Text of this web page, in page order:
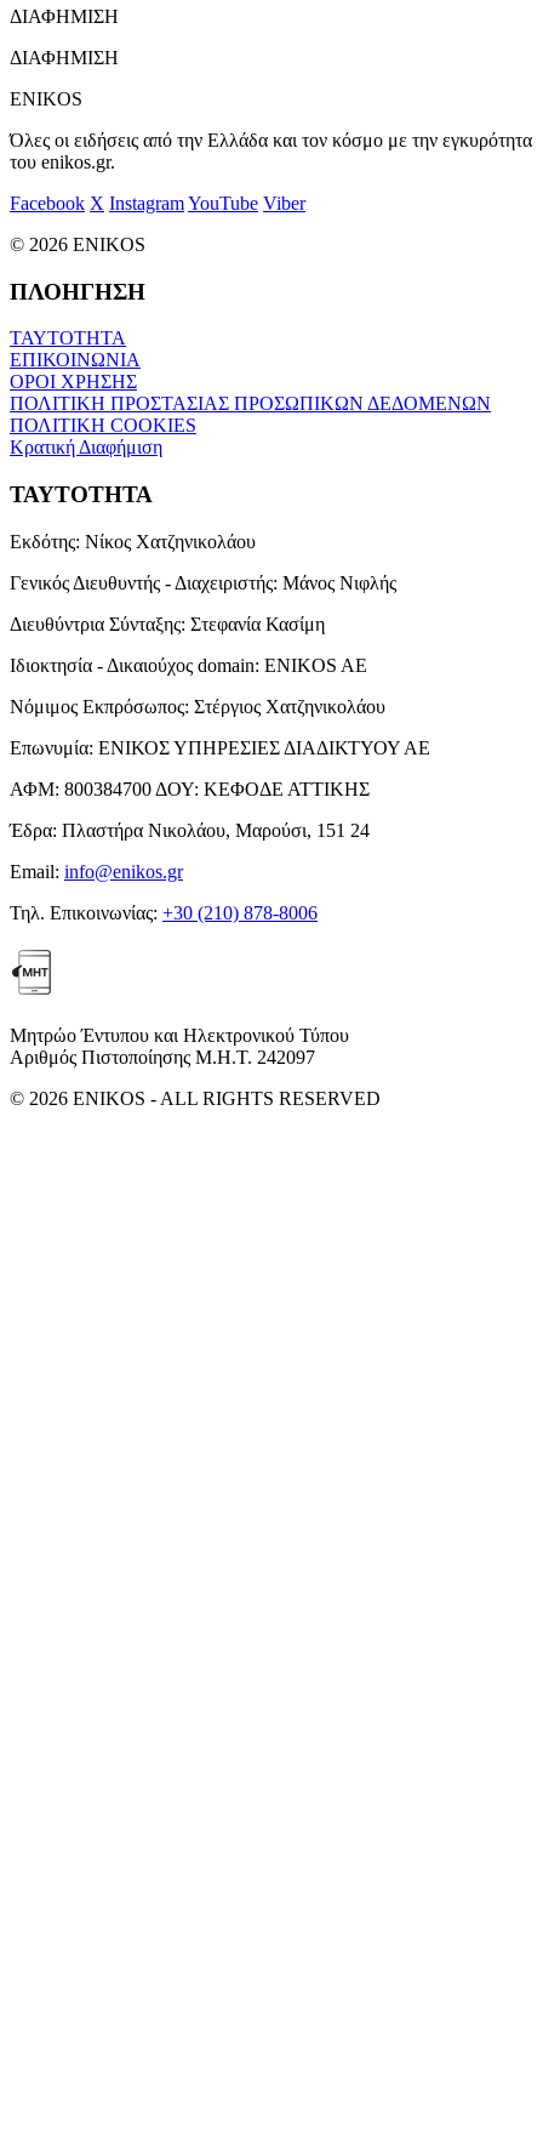
ΔΙΑΦΗΜΙΣΗ
ΔΙΑΦΗΜΙΣΗ
ENIKOS
Όλες οι ειδήσεις από την Ελλάδα και τον κόσμο με την εγκυρότητα
του enikos.gr.
Facebook X InstagramYouTube Viber
© 2026 ENIKOS
ΠΛΟΗΓΗΣΗ
ΤΑΥΤΟΤΗΤΑ
ΕΠΙΚΟΙΝΩΝΙΑ
ΟΡΟΙ ΧΡΗΣΗΣ
ΠΟΛΙΤΙΚΗ ΠΡΟΣΤΑΣΙΑΣ ΠΡΟΣΩΠΙΚΩΝ ΔΕΔΟΜΕΝΩΝ
ΠΟΛΙΤΙΚΗ COOKIES
Κρατική Διαφήμιση
ΤΑΥΤΟΤΗΤΑ
Εκδότης: Νίκος Χατζηνικολάου
Γενικός Διευθυντής - Διαχειριστής: Μάνος Νιφλής
Διευθύντρια Σύνταξης: Στεφανία Κασίμη
Ιδιοκτησία - Δικαιούχος domain: ENIKOS AE
Νόμιμος Εκπρόσωπος: Στέργιος Χατζηνικολάου
Επωνυμία: ΕΝΙΚΟΣ ΥΠΗΡΕΣΙΕΣ ΔΙΑΔΙΚΤΥΟΥ ΑΕ
ΑΦΜ: 800384700 ΔΟΥ: ΚΕΦΟΔΕ ΑΤΤΙΚΗΣ
Έδρα: Πλαστήρα Νικολάου, Μαρούσι, 151 24
Email: info@enikos.gr
Τηλ. Επικοινωνίας: +30 (210) 878-8006
Μητρώο Έντυπου και Ηλεκτρονικού Τύπου
Αριθμός Πιστοποίησης Μ.Η.Τ. 242097
© 2026 ENIKOS - ALL RIGHTS RESERVED